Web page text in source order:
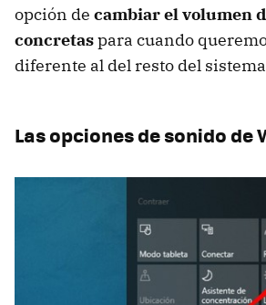
opción de cambiar el volumen
concretaspara cuando
diferente al del resto del
Las opciones de sonido de